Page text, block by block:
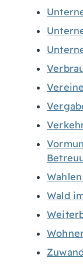
Vereine
Wald